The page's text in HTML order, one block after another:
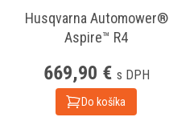
Husqvarna Automower®
Aspire™ R4
669,90 € s DPH
Do košíka